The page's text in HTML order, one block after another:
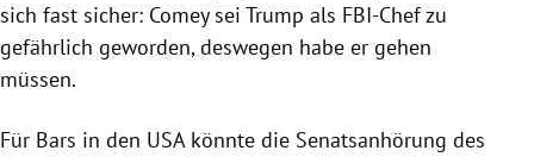
sich fast sicher: Comeysei Trump als FBI-Chef zu
gefährlich geworden, deswegen habe er gehen
müssen.
Für Bars in den USAkönnte die Senatsanhörung des